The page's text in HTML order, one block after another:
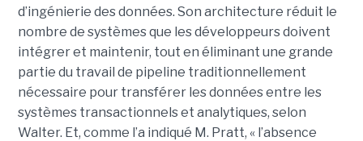
d’ingénierie des données. Son architecture réduit le
nombre de systèmes que les développeurs doivent
intégrer et maintenir, tout en éliminant une grande
partie du travail de pipeline traditionnellement
nécessaire pour transférer les données entre les
systèmes transactionnels et analytiques, selon
Walter. Et, comme l’a indiqué M. Pratt, « l’absence